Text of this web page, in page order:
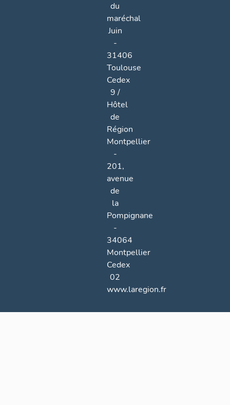
du
maréchal
Juin
-
31406
Toulouse
Cedex
9 /
Hôtel
de
Région
Montpellier
-
201,
avenue
de
la
Pompignane
-
34064
Montpellier
Cedex
02
www.laregion.fr